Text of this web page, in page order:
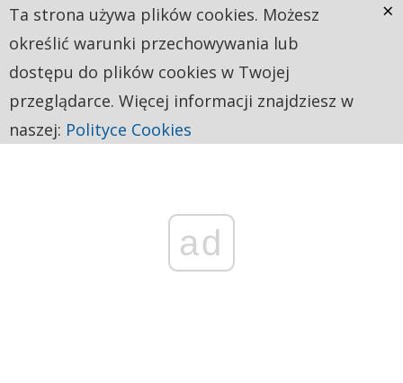
ad
Ta strona używa plików cookies. Możesz
określić warunki przechowywania lub
dostępu do plików cookies w Twojej
przeglądarce. Więcej informacji znajdziesz w
naszej: Polityce Cookies
×